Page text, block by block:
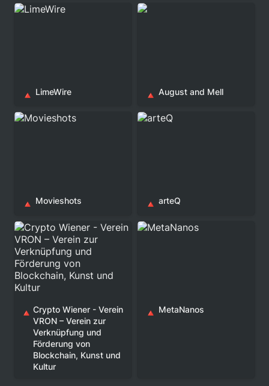
LimeWire
🔺 LimeWire
August and Mell
🔺 August and Mell
Movieshots
🔺 Movieshots
arteQ
🔺 arteQ
Crypto Wiener - Verein
VRON – Verein zur
Verknüpfung und
Förderung von
Blockchain, Kunst und
Kultur
🔺 Crypto Wiener - Verein
VRON – Verein zur
Verknüpfung und
Förderung von
Blockchain, Kunst und
Kultur
MetaNanos
🔺 MetaNanos